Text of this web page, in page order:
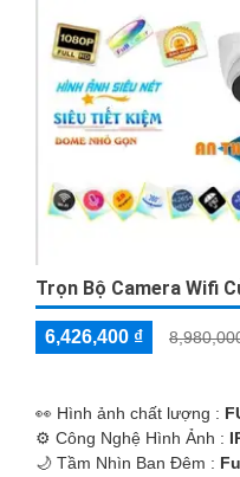
Trọn Bộ Camera Wifi
6,426,400 ₫
️👀 Hình ảnh chất lượng :
⚙ Công Nghệ Hình Ảnh :
🌙 Tầm Nhìn Ban Đêm :